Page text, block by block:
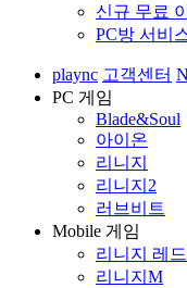
신규 무료
PC방 서비
plaync 고객센터
PC 게임
Blade&Soul
아이온
리니지
리니지2
러브비트
Mobile 게임
리니지 레
리니지M